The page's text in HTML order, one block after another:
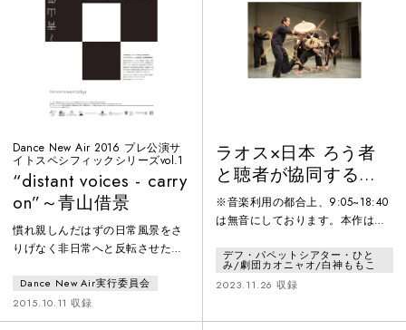
構造や、まつもと市民芸術館特有
の舞台機構を作品に取り入れつ
つ、様々な背景を持つパフォーマ
ーたちとダンスを立ち上げる。
演劇コースの卒業公演のために書
き下ろし、大好評を博した本作
を、青年団本公演として8年ぶりに
上演。
Dance New Air 2016 プレ公演サ
イトスペシフィックシリーズvol.1
“distant voices - carry
on”～青山借景
慣れ親しんだはずの日常風景をさ
りげなく非日常へと反転させた
Yokohama（横浜借景）』 から3年
－。ハイネ・アヴダルと篠崎由紀
子は、今年30周年を迎えるスパイ
Dance New Air実行委員会
2015.10.11 収録
ラオス×日本 ろう者
と聴者が協同する
「アジアのオブジェ
クトシアター ワーク
演」
※音楽利用の都合上、9:05~18:40
は無音にしております。本作は、
ニャオ（ラオス）とデフ・パペッ
トシアター・ひとみ（日本）が、
柔軟な発想と構成で新しい空間を
デフ・パペットシアター・ひと
み/劇団カオニャオ/白神ももこ
2023.11.26 収録